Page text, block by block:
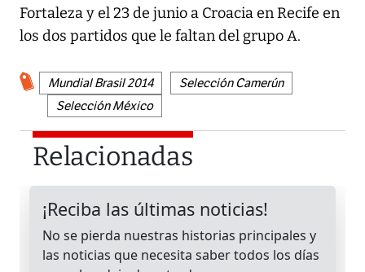
Fortaleza y el 23 de junio a Croacia en Recife en
los dos partidos que le faltan del grupo A.
Mundial Brasil 2014
Selección Camerún
Selección México
Relacionadas